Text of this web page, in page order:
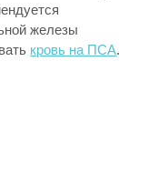
железы
кровь на ПСА.